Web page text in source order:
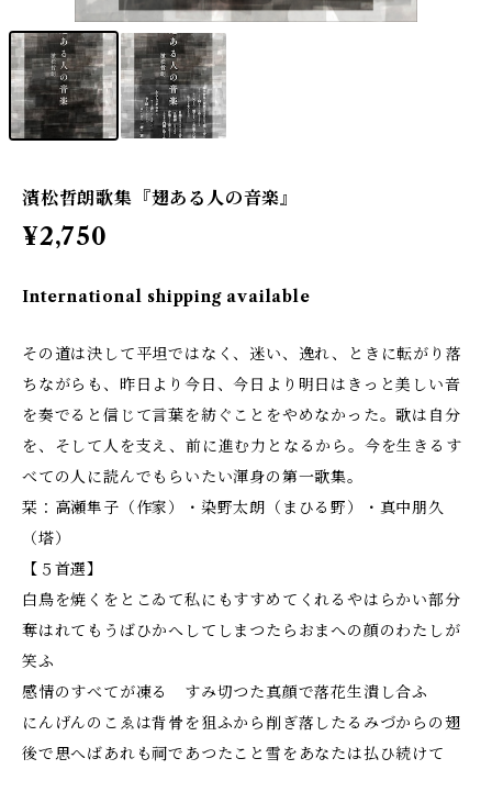
濱松哲朗歌集『翅ある人の音楽』
¥2,750
International shipping available
その道は決して平坦ではなく、迷い、逸れ、ときに転がり落
ちながらも、昨日より今日、今日より明日はきっと美しい音
を奏でると信じて言葉を紡ぐことをやめなかった。歌は自分
を、そして人を支え、前に進む力となるから。今を生きるす
べての人に読んでもらいたい渾身の第一歌集。
栞：高瀬隼子（作家）・染野太朗（まひる野）・真中朋久
（塔）
【５首選】
白鳥を焼くをとこゐて私にもすすめてくれるやはらかい部分
奪はれてもうばひかへしてしまつたらおまへの顔のわたしが
笑ふ
感情のすべてが凍る すみ切つた真顔で落花生潰し合ふ
にんげんのこゑは背骨を狙ふから削ぎ落したるみづからの翅
後で思へばあれも祠であつたこと雪をあなたは払ひ続けて